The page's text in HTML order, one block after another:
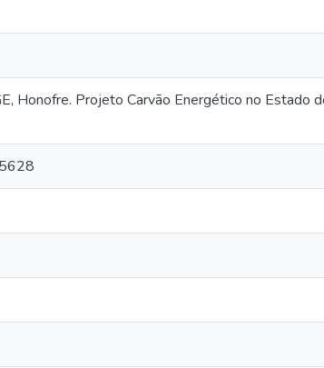
Honofre. Projeto Carvão Energético no Estado